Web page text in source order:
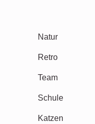
Scrapbook